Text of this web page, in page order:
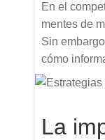
En el
mentes de
Sin
cómo
La